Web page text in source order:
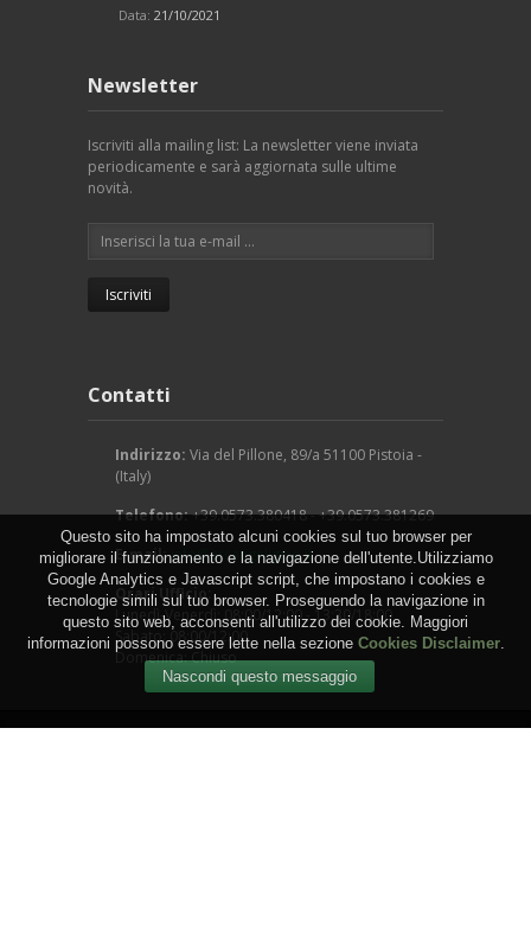
Data: 21/10/2021
Newsletter
Iscriviti alla mailing list: La newsletter viene inviata
periodicamente e sarà aggiornata sulle ultime
novità.
Contatti
Indirizzo: Via del Pillone, 89/a 51100 Pistoia -
(Italy)
Telefono:+39.0573.380418 - +39.0573.381269
E-mail:info@arcangeligino.it
Orari Ufficio:
Lunedì-Venerdì: 08:00/12:00 - 13:30/18:00
Sabato: 08:00/12:00
Domenica: Chiuso
Questo sito ha impostato alcuni cookies sul tuo browser per
migliorare il funzionamento e la navigazione dell'utente.Utilizziamo
Google Analytics e Javascript script, che impostano i cookies e
tecnologie simili sul tuo browser. Proseguendo la navigazione in
questo sito web, acconsenti all'utilizzo dei cookie. Maggiori
informazioni possono essere lette nella sezione Cookies Disclaimer.